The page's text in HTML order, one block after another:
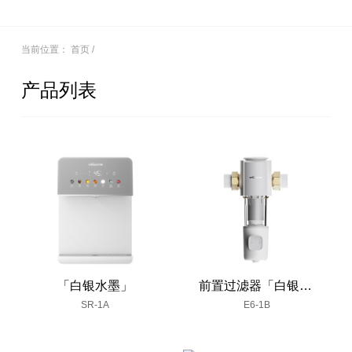
当前位置： 首页/
产品列表
「白银水墨」
SR-1A
前置过滤器「白银水墨」
E6-1B